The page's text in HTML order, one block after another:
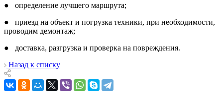
● определение лучшего маршрута;
● приезд на объект и погрузка техники, при необходимости,
проводим демонтаж;
● доставка, разгрузка и проверка на повреждения.
Назад к списку